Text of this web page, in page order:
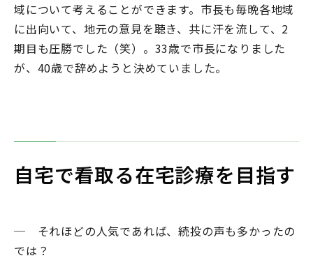
域について考えることができます。市長も毎晩各地域
に出向いて、地元の意見を聴き、共に汗を流して、2
期目も圧勝でした（笑）。33歳で市長になりました
が、40歳で辞めようと決めていました。
自宅で看取る在宅診療を目指す
─ それほどの人気であれば、続投の声も多かったの
では？